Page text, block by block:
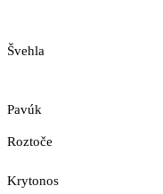
Švehla
Pavúk
Roztoče
Krytonos